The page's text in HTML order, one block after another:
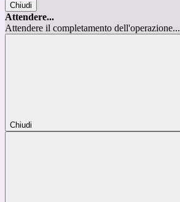
Chiudi
Attendere...
Attendere il completamento dell'operazione...
Chiudi